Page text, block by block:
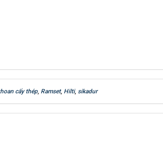
cấy thép, Ramset, Hilti, sikadur